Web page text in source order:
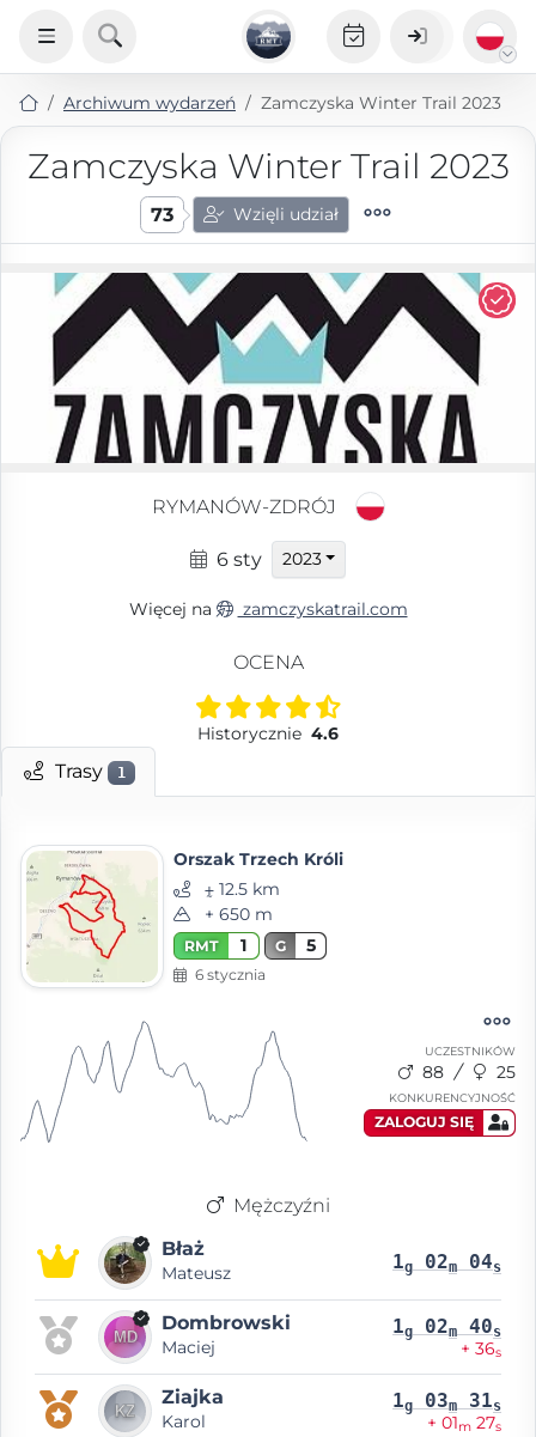
Archiwum wydarzeń Zamczyska Winter Trail 2023
Zamczyska Winter Trail 2023
73 Wzięli udział
RYMANÓW-ZDRÓJ
6 sty 2023
Więcej na zamczyskatrail.com
OCENA
Historycznie 4.6
Trasy 1
Orszak Trzech Króli
⨦ 12.5 km
+ 650 m
RMT 1 G 5
6 stycznia
UCZESTNIKÓW
88 25
KONKURENCYJNOŚĆ
ZALOGUJ SIĘ
Mężczyźni
Błaż
Mateusz 1g 02m 04s
Dombrowski
Maciej
1g 02m 40s
+ 36s
Ziajka
Karol
1g 03m 31s
+ 01m 27s